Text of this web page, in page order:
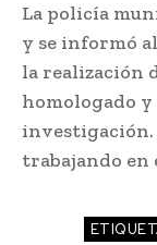
La policía
y se informó
la realización
homologado
investigación.
trabajando en